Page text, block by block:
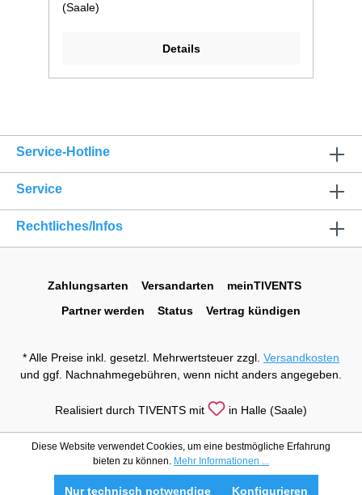
(Saale)
Details
Service-Hotline
Service
Rechtliches/Infos
Zahlungsarten Versandarten
meinTIVENTS
Partner werden
Status Vertrag kündigen
* Alle Preise inkl. gesetzl. Mehrwertsteuer zzgl. Versandkosten
und ggf. Nachnahmegebühren, wenn nicht anders angegeben.
Realisiert durch TIVENTS mit in Halle (Saale)
Diese Website verwendet Cookies, um eine bestmögliche Erfahrung
bieten zu können. Mehr Informationen ...
Nur technisch notwendige Konfigurieren